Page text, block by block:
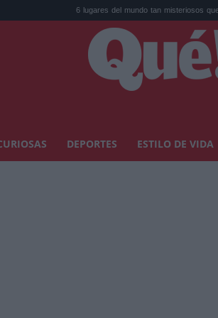
6 lugares del mundo tan misteriosos que aún nos si...
DEPORTES ESTILO DE VIDA